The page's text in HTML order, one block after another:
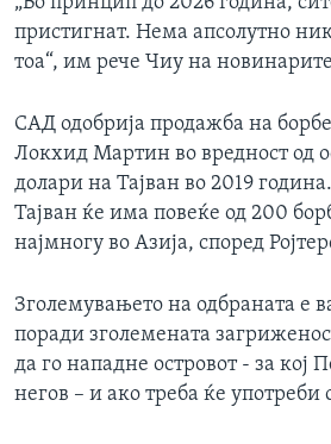
пристигнат. Нема апсолутно
тоа“, им рече Чиу на
САД одобрија продажба на
Локхид Мартин во вредност од
долари на Тајван во 2019
Тајван ќе има повеќе од 200
најмногу во Азија, според
Зголемувањето на одбраната е
поради зголемената
да го нападне островот - за кој
негов – и ако треба ќе употреби